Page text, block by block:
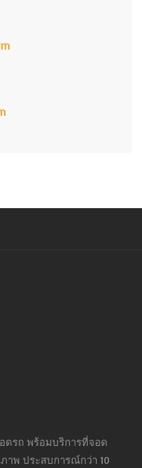
ดรถ พร้อมบริการที่จอด
พ ประสบการณ์กว่า 10